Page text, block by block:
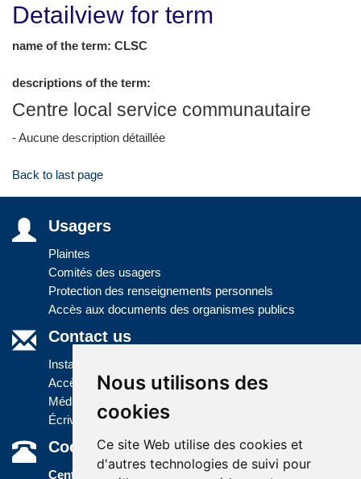
Nous utilisons des
cookies
Ce site Web utilise des cookies et
d'autres technologies de suivi pour
Detailview for term
name of the term: CLSC
descriptions of the term:
Centre local service communautaire
- Aucune description détaillée
Back to last page
Usagers
Plaintes
Comités des usagers
Protection des renseignements personnels
Accès aux documents des organismes publics
Contact us
Installations
Accès à l'information
Médias
Écrivez-nous
Coordonnées
Centre administratif